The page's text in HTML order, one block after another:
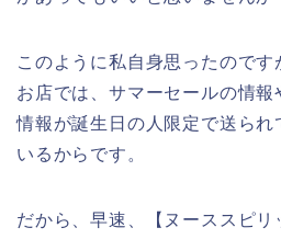
このように私自身思ったのです
お店では、サマーセールの情報
情報が誕生日の人限定で送られ
いるからです。
だから、早速、【ヌーススピリ